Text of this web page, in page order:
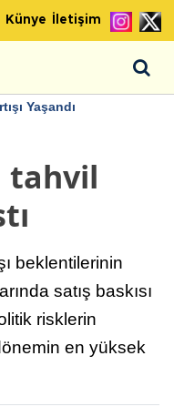
Künye İletişim
Yaşandı
tahvil
beklentilerinin
satış baskısı
risklerin
en yüksek